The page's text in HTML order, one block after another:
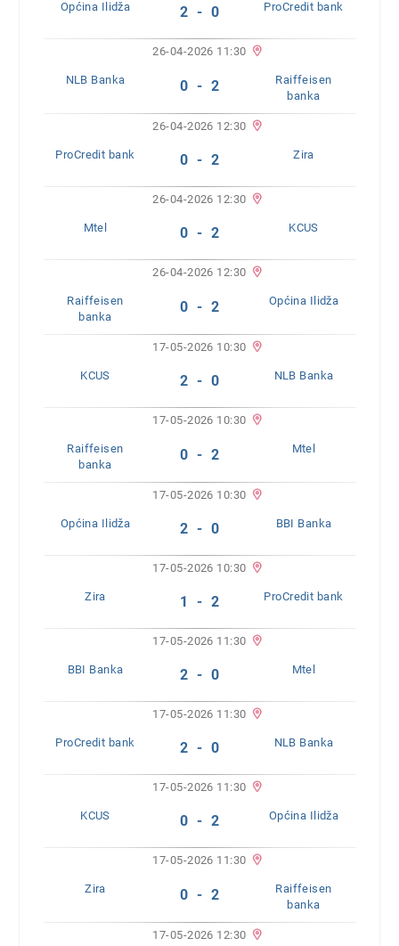
Općina Ilidža 2 - 0 ProCredit bank
26-04-2026 11:30
NLB Banka 0 - 2
Raiffeisen
banka
26-04-2026 12:30
ProCredit bank 0 - 2 Zira
26-04-2026 12:30
Mtel 0 - 2 KCUS
26-04-2026 12:30
Raiffeisen
banka
0 - 2 Općina Ilidža
17-05-2026 10:30
KCUS 2 - 0 NLB Banka
17-05-2026 10:30
Raiffeisen
banka
0 - 2 Mtel
17-05-2026 10:30
Općina Ilidža 2 - 0 BBI Banka
17-05-2026 10:30
Zira 1 - 2 ProCredit bank
17-05-2026 11:30
BBI Banka 2 - 0 Mtel
17-05-2026 11:30
ProCredit bank 2 - 0 NLB Banka
17-05-2026 11:30
KCUS 0 - 2 Općina Ilidža
17-05-2026 11:30
Zira 0 - 2
Raiffeisen
banka
17-05-2026 12:30